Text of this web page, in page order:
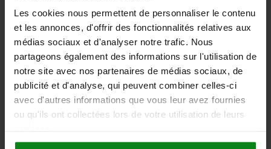
Les cookies nous permettent de personnaliser le contenu
et les annonces, d'offrir des fonctionnalités relatives aux
médias sociaux et d'analyser notre trafic. Nous
partageons également des informations sur l'utilisation de
notre site avec nos partenaires de médias sociaux, de
publicité et d'analyse, qui peuvent combiner celles-ci
avec d'autres informations que vous leur avez fournies
ou qu'ils ont collectées lors de votre utilisation de leurs
hors TVA
DÉTAILS
05626 A